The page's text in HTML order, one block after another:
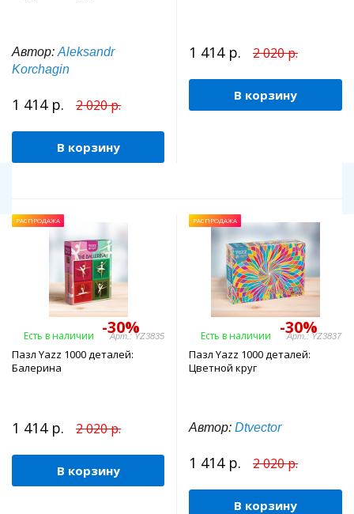
Автор: Aleksandr
Korchagin
1 414 р. 2 020 р.
В корзину
1 414 р. 2 020 р.
В корзину
РАСПРОДАЖА
-30%
Есть в наличии Арт.: YZ3835
Пазл Yazz 1000 деталей:
Балерина
1 414 р. 2 020 р.
В корзину
РАСПРОДАЖА
-30%
Есть в наличии Арт.: YZ3837
Пазл Yazz 1000 деталей:
Цветной круг
Автор: Dtvector
1 414 р. 2 020 р.
В корзину